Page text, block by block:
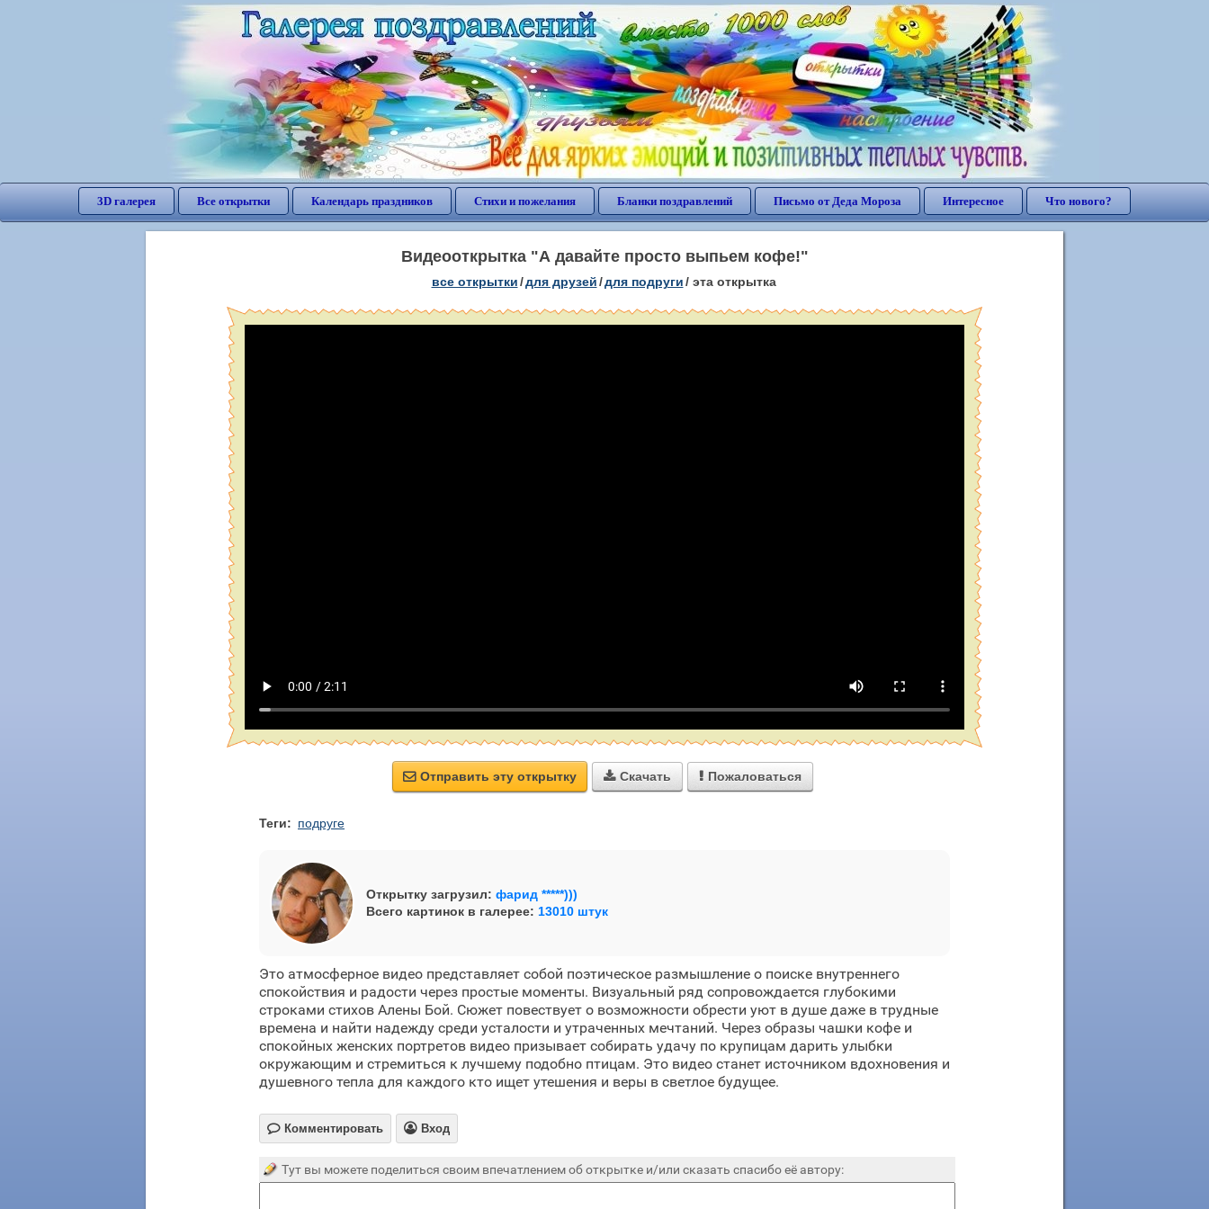
3D галерея Все открытки Календарь праздников Стихи и пожелания Бланки поздравлений Письмо от Деда Мороза Интересное Что нового?
Видеооткрытка "А давайте просто выпьем кофе!"
все открытки/для друзей/для подруги/ эта открытка
 Отправить эту открытку  Скачать  Пожаловаться
Теги: подруге
Открытку загрузил: фарид *****)))
Всего картинок в галерее: 13010 штук
Это атмосферное видео представляет собой поэтическое размышление о поиске внутреннего
спокойствия и радости через простые моменты. Визуальный ряд сопровождается глубокими
строками стихов Алены Бой. Сюжет повествует о возможности обрести уют в душе даже в трудные
времена и найти надежду среди усталости и утраченных мечтаний. Через образы чашки кофе и
спокойных женских портретов видео призывает собирать удачу по крупицам дарить улыбки
окружающим и стремиться к лучшему подобно птицам. Это видео станет источником вдохновения и
душевного тепла для каждого кто ищет утешения и веры в светлое будущее.
 Комментировать  Вход
Тут вы можете поделиться своим впечатлением об открытке и/или сказать спасибо её автору: